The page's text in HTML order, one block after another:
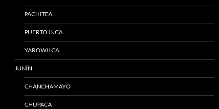
PACHITEA
PUERTO INCA
YAROWILCA
JUNÍN
CHANCHAMAYO
CHUPACA